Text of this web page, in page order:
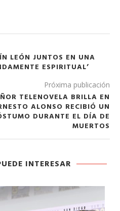
LEÓN JUNTOS EN UNA
ESPIRITUAL’
Próxima publicación
TELENOVELA BRILLA EN
ALONSO RECIBIÓ UN
DURANTE EL DÍA DE
MUERTOS
INTERESAR